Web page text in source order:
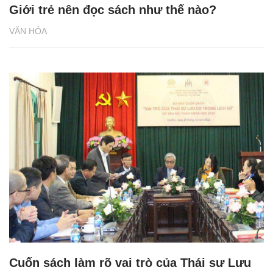
VĂN HÓA
Giới trẻ nên đọc sách như thế nào?
Cuốn sách làm rõ vai trò của Thái sư Lưu